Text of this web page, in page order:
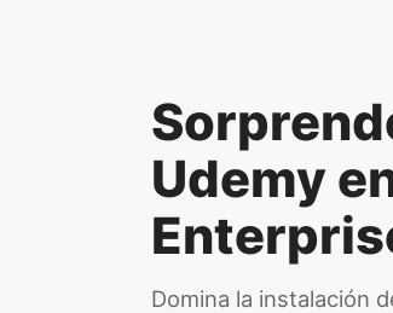
Udemy
Domina la instalación